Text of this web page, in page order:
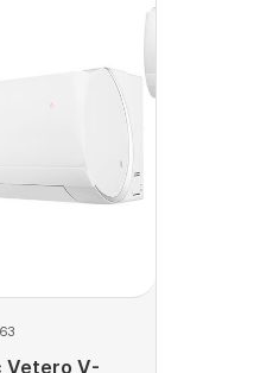
Vetero V-